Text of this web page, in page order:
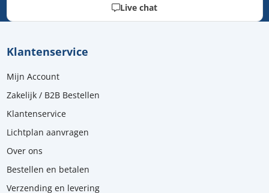
Live chat
Klantenservice
Mijn Account
Zakelijk / B2B Bestellen
Klantenservice
Lichtplan aanvragen
Over ons
Bestellen en betalen
Verzending en levering